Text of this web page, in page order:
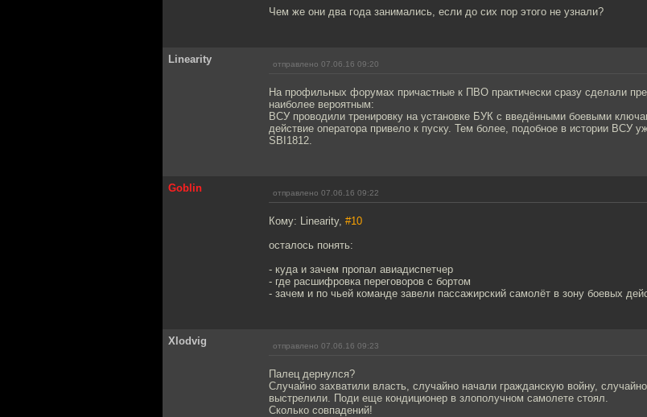
Чем же они два года занимались, если до сих пор этого не узнали?
Linearity отправлено 07.06.16 09:20
На профильных форумах причастные к ПВО практически сразу сделали
наиболее вероятным:
ВСУ проводили тренировку на установке БУК с введёнными боевыми
действие оператора привело к пуску. Тем более, подобное в истории ВСУ
SBI1812.
Goblin отправлено 07.06.16 09:22
Кому: Linearity, #10
осталось понять:
- куда и зачем пропал авиадиспетчер
- где расшифровка переговоров с бортом
- зачем и по чьей команде завели пассажирский самолёт в зону боевых
Xlodvig отправлено 07.06.16 09:23
Палец дернулся?
Случайно захватили власть, случайно начали гражданскую войну,
выстрелили. Поди еще кондиционер в злополучном самолете стоял.
Сколько совпадений!